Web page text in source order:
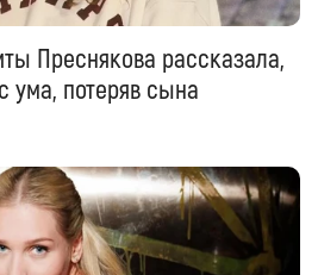
Преснякова рассказала,
ума, потеряв сына